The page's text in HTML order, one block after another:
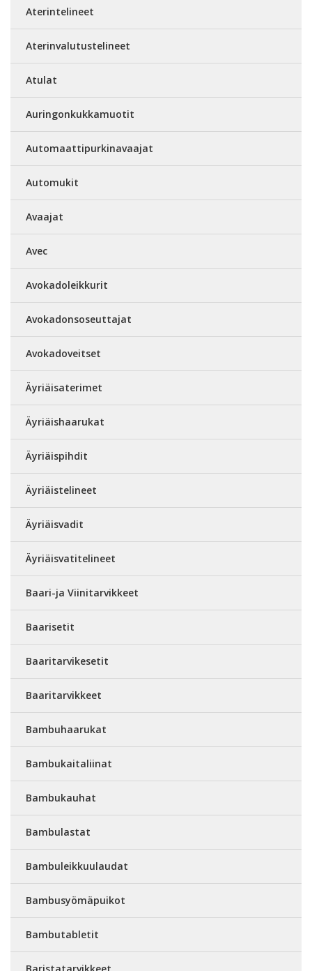
Aterintelineet
Aterinvalutustelineet
Atulat
Auringonkukkamuotit
Automaattipurkinavaajat
Automukit
Avaajat
Avec
Avokadoleikkurit
Avokadonsoseuttajat
Avokadoveitset
Äyriäisaterimet
Äyriäishaarukat
Äyriäispihdit
Äyriäistelineet
Äyriäisvadit
Äyriäisvatitelineet
Baari-ja Viinitarvikkeet
Baarisetit
Baaritarvikesetit
Baaritarvikkeet
Bambuhaarukat
Bambukaitaliinat
Bambukauhat
Bambulastat
Bambuleikkuulaudat
Bambusyömäpuikot
Bambutabletit
Baristatarvikkeet